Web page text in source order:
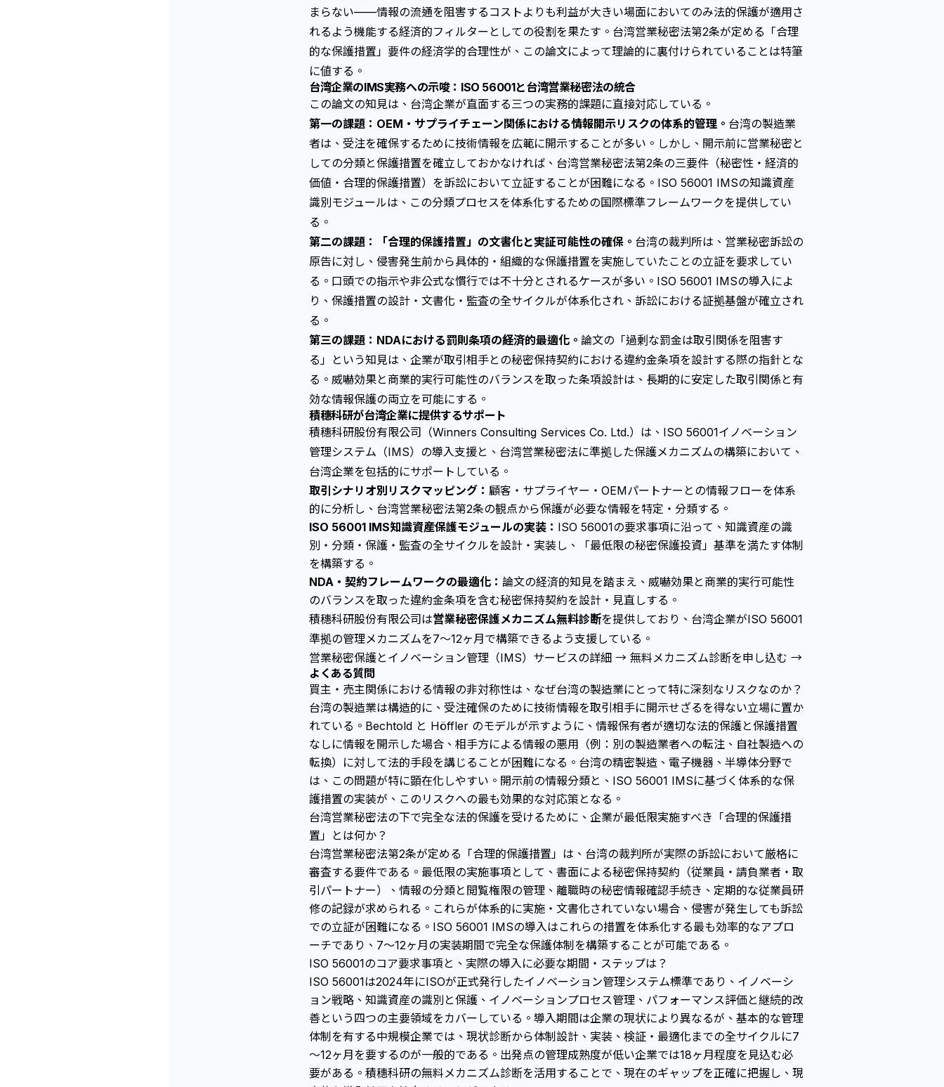
まらない——情報の流通を阻害するコストよりも利益が大きい場面においてのみ法的保護が適用さ
れるよう機能する経済的フィルターとしての役割を果たす。台湾営業秘密法第2条が定める「合理
的な保護措置」要件の経済学的合理性が、この論文によって理論的に裏付けられていることは特筆
に値する。
台湾企業のIMS実務への示唆：ISO 56001と台湾営業秘密法の統合
この論文の知見は、台湾企業が直面する三つの実務的課題に直接対応している。
第一の課題：OEM・サプライチェーン関係における情報開示リスクの体系的管理。 台湾の製造業
者は、受注を確保するために技術情報を広範に開示することが多い。しかし、開示前に営業秘密と
しての分類と保護措置を確立しておかなければ、台湾営業秘密法第2条の三要件（秘密性・経済的
価値・合理的保護措置）を訴訟において立証することが困難になる。ISO 56001 IMSの知識資産
識別モジュールは、この分類プロセスを体系化するための国際標準フレームワークを提供してい
る。
第二の課題：「合理的保護措置」の文書化と実証可能性の確保。 台湾の裁判所は、営業秘密訴訟の
原告に対し、侵害発生前から具体的・組織的な保護措置を実施していたことの立証を要求してい
る。口頭での指示や非公式な慣行では不十分とされるケースが多い。ISO 56001 IMSの導入によ
り、保護措置の設計・文書化・監査の全サイクルが体系化され、訴訟における証拠基盤が確立され
る。
第三の課題：NDAにおける罰則条項の経済的最適化。 論文の「過剰な罰金は取引関係を阻害す
る」という知見は、企業が取引相手との秘密保持契約における違約金条項を設計する際の指針とな
る。威嚇効果と商業的実行可能性のバランスを取った条項設計は、長期的に安定した取引関係と有
効な情報保護の両立を可能にする。
積穗科研が台湾企業に提供するサポート
積穗科研股份有限公司（Winners Consulting Services Co. Ltd.）は、ISO 56001イノベーション
管理システム（IMS）の導入支援と、台湾営業秘密法に準拠した保護メカニズムの構築において、
台湾企業を包括的にサポートしている。
取引シナリオ別リスクマッピング： 顧客・サプライヤー・OEMパートナーとの情報フローを体系
的に分析し、台湾営業秘密法第2条の観点から保護が必要な情報を特定・分類する。
ISO 56001 IMS知識資産保護モジュールの実装： ISO 56001の要求事項に沿って、知識資産の識
別・分類・保護・監査の全サイクルを設計・実装し、「最低限の秘密保護投資」基準を満たす体制
を構築する。
NDA・契約フレームワークの最適化： 論文の経済的知見を踏まえ、威嚇効果と商業的実行可能性
のバランスを取った違約金条項を含む秘密保持契約を設計・見直しする。
積穗科研股份有限公司は営業秘密保護メカニズム無料診断を提供しており、台湾企業がISO 56001
準拠の管理メカニズムを7〜12ヶ月で構築できるよう支援している。
営業秘密保護とイノベーション管理（IMS）サービスの詳細 → 無料メカニズム診断を申し込む →
よくある質問
買主・売主関係における情報の非対称性は、なぜ台湾の製造業にとって特に深刻なリスクなのか？
台湾の製造業は構造的に、受注確保のために技術情報を取引相手に開示せざるを得ない立場に置か
れている。Bechtold と Höffler のモデルが示すように、情報保有者が適切な法的保護と保護措置
なしに情報を開示した場合、相手方による情報の悪用（例：別の製造業者への転注、自社製造への
転換）に対して法的手段を講じることが困難になる。台湾の精密製造、電子機器、半導体分野で
は、この問題が特に顕在化しやすい。開示前の情報分類と、ISO 56001 IMSに基づく体系的な保
護措置の実装が、このリスクへの最も効果的な対応策となる。
台湾営業秘密法の下で完全な法的保護を受けるために、企業が最低限実施すべき「合理的保護措
置」とは何か？
台湾営業秘密法第2条が定める「合理的保護措置」は、台湾の裁判所が実際の訴訟において厳格に
審査する要件である。最低限の実施事項として、書面による秘密保持契約（従業員・請負業者・取
引パートナー）、情報の分類と閲覧権限の管理、離職時の秘密情報確認手続き、定期的な従業員研
修の記録が求められる。これらが体系的に実施・文書化されていない場合、侵害が発生しても訴訟
での立証が困難になる。ISO 56001 IMSの導入はこれらの措置を体系化する最も効率的なアプロ
ーチであり、7〜12ヶ月の実装期間で完全な保護体制を構築することが可能である。
ISO 56001のコア要求事項と、実際の導入に必要な期間・ステップは？
ISO 56001は2024年にISOが正式発行したイノベーション管理システム標準であり、イノベーシ
ョン戦略、知識資産の識別と保護、イノベーションプロセス管理、パフォーマンス評価と継続的改
善という四つの主要領域をカバーしている。導入期間は企業の現状により異なるが、基本的な管理
体制を有する中規模企業では、現状診断から体制設計、実装、検証・最適化までの全サイクルに7
〜12ヶ月を要するのが一般的である。出発点の管理成熟度が低い企業では18ヶ月程度を見込む必
要がある。積穗科研の無料メカニズム診断を活用することで、現在のギャップを正確に把握し、現